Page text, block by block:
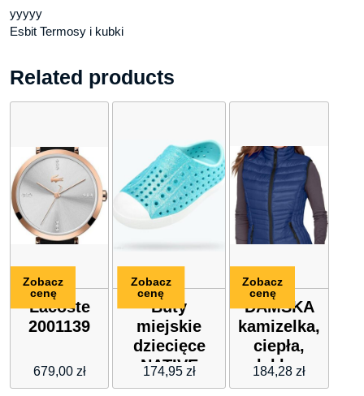
yyyyy
Esbit Termosy i kubki
Related products
Lacoste
2001139
679,00 zł
Zobacz
cenę
Buty
miejskie
dziecięce
NATIVE
JEFFERSON
174,95 zł
Zobacz
cenę
DAMSKA
kamizelka,
ciepła,
lekka,
zasuwana
184,28 zł
Zobacz
cenę